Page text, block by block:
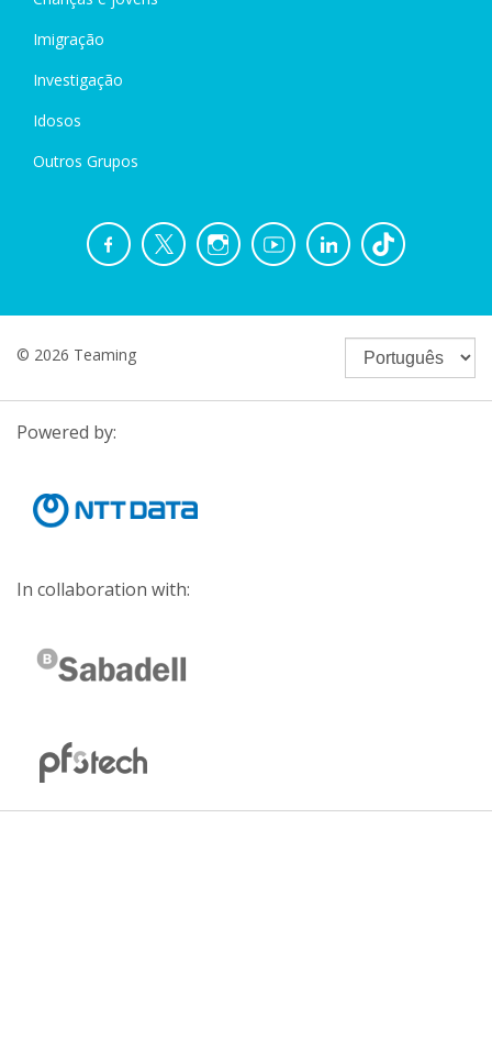
Imigração
Investigação
Idosos
Outros Grupos
© 2026 Teaming
Powered by:
In collaboration with: